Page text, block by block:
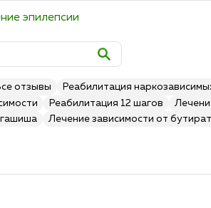
эпилепсии
отзывы Реабилитация
Реабилитация 12 шагов
гашиша
Лечение зависимости от